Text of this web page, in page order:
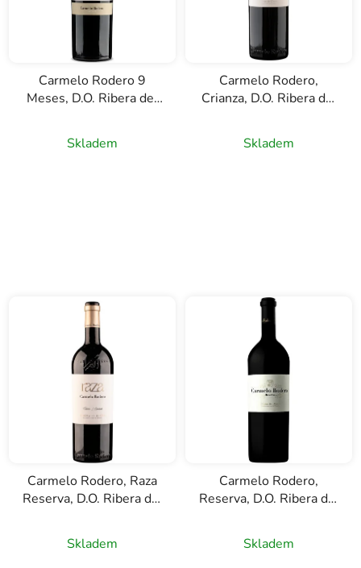
Carmelo Rodero 9
Meses, D.O. Ribera del
0,75l
Skladem
Carmelo Rodero,
Crianza, D.O. Ribera del
0,75l
Skladem
Carmelo Rodero, Raza
Reserva, D.O. Ribera del
0,75l
Skladem
Carmelo Rodero,
Reserva, D.O. Ribera del
Skladem